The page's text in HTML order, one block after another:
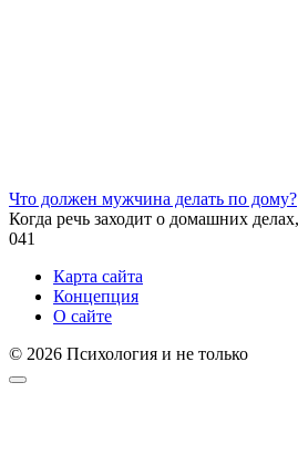
Что должен мужчина делать по дому?
Когда речь заходит о домашних
041
Карта сайта
Концепция
О сайте
© 2026 Психология и не только